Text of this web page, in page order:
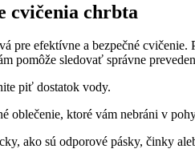
cvičenia chrbta
pre efektívne a bezpečné
pomôže sledovať správne
piť dostatok vody.
oblečenie, ktoré vám nebráni v
ako sú odporové pásky, činky